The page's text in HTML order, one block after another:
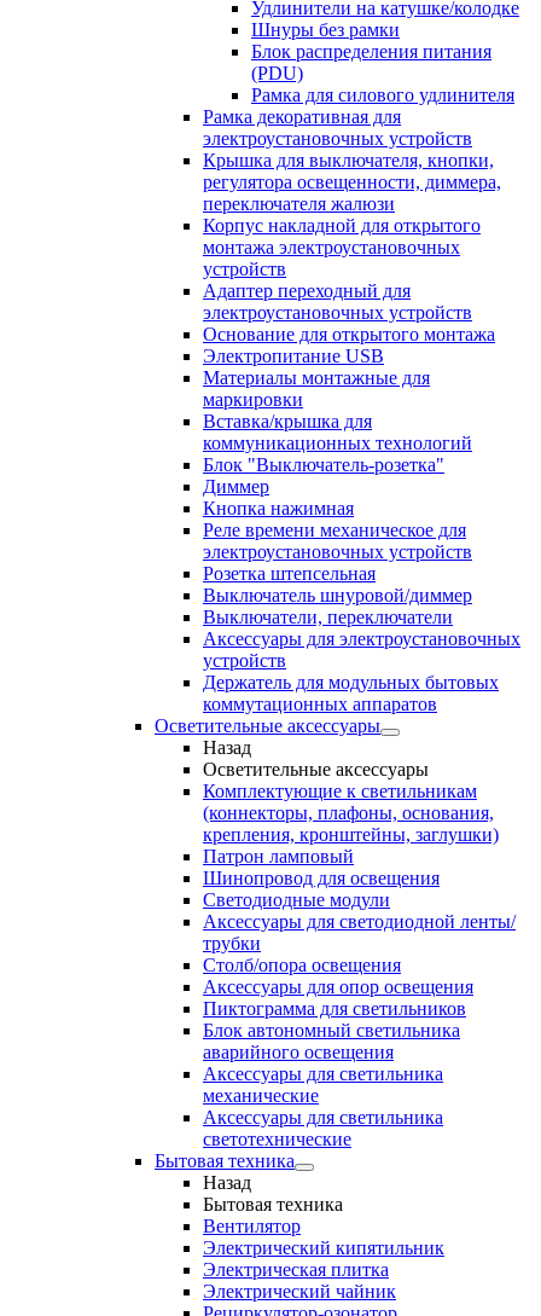
Удлинители на катушке/колодке
Шнуры без рамки
Блок распределения питания
(PDU)
Рамка для силового удлинителя
Рамка декоративная для
электроустановочных устройств
Крышка для выключателя, кнопки,
регулятора освещенности, диммера,
переключателя жалюзи
Корпус накладной для открытого
монтажа электроустановочных
устройств
Адаптер переходный для
электроустановочных устройств
Основание для открытого монтажа
Электропитание USB
Материалы монтажные для
маркировки
Вставка/крышка для
коммуникационных технологий
Блок "Выключатель-розетка"
Диммер
Кнопка нажимная
Реле времени механическое для
электроустановочных устройств
Розетка штепсельная
Выключатель шнуровой/диммер
Выключатели, переключатели
Аксессуары для электроустановочных
устройств
Держатель для модульных бытовых
коммутационных аппаратов
Осветительные аксессуары
Назад
Осветительные аксессуары
Комплектующие к светильникам
(коннекторы, плафоны, основания,
крепления, кронштейны, заглушки)
Патрон ламповый
Шинопровод для освещения
Светодиодные модули
Аксессуары для светодиодной ленты/
трубки
Столб/опора освещения
Аксессуары для опор освещения
Пиктограмма для светильников
Блок автономный светильника
аварийного освещения
Аксессуары для светильника
механические
Аксессуары для светильника
светотехнические
Бытовая техника
Назад
Бытовая техника
Вентилятор
Электрический кипятильник
Электрическая плитка
Электрический чайник